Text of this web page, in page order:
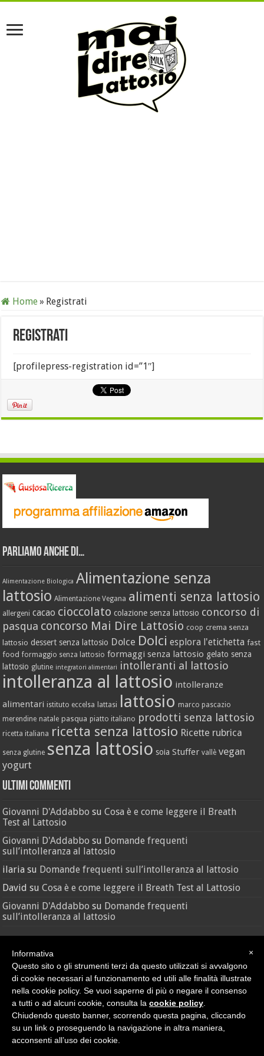
Home» Registrati
Registrati
[profilepress-registration id=”1″]
Parliamo anche di…
Alimentazione Biologica Alimentazione senza
lattosio Alimentazione Vegana alimenti senza lattosio
allergeni cacao cioccolato colazione senza lattosio concorso di
pasqua concorso Mai Dire Lattosio coop crema senza
lattosio dessert senza lattosio Dolce Dolci esplora l'etichetta fast
food formaggio senza lattosio formaggi senza lattosio gelato senza
lattosio glutine integratori alimentari intolleranti al lattosio
intolleranza al lattosio intolleranze
alimentari istituto eccelsa lattasi lattosio marco pascazio
merendine natale pasqua piatto italiano prodotti senza lattosio
ricetta italiana ricetta senza lattosio Ricette rubrica
senza glutine senza lattosio soia Stuffer vallè vegan
yogurt
Ultimi Commenti
Giovanni D'Addabbo suCosa è e come leggere il Breath
Test al Lattosio
Giovanni D'Addabbo su Domande frequenti
sull’intolleranza al lattosio
ilaria su Domande frequenti sull’intolleranza al lattosio
David suCosa è e come leggere il Breath Test al Lattosio
Giovanni D'Addabbo su Domande frequenti
sull’intolleranza al lattosio
Credit•Sitemap
© Nutras Srl - Via della Pace, 279 - 62100 Macerata (MC) | P.IVA
02038670432
Privacy Policy
×
Informativa
Questo sito o gli strumenti terzi da questo utilizzati si avvalgono
di cookie necessari al funzionamento ed utili alle finalità illustrate
nella cookie policy. Se vuoi saperne di più o negare il consenso
a tutti o ad alcuni cookie, consulta la cookie policy
Chiudendo questo banner, scorrendo questa pagina, cliccando
su un link o proseguendo la navigazione in altra maniera,
acconsenti all’uso dei cookie.